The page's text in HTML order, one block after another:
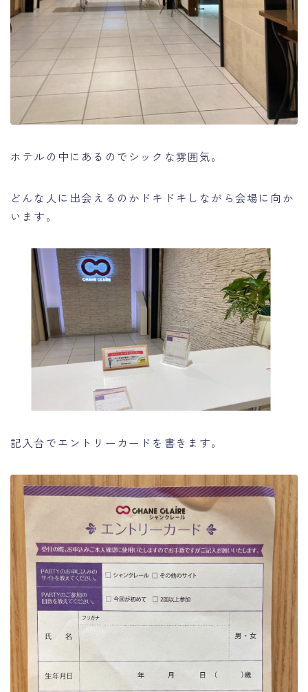
ホテルの中にあるのでシックな雰囲気。
どんな人に出会えるのかドキドキしながら会場に向か
います。
記入台でエントリーカードを書きます。